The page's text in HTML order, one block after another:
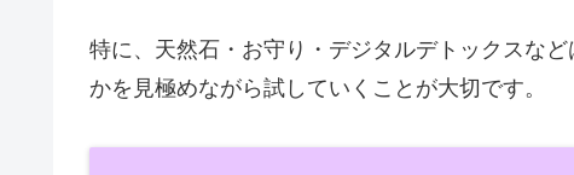
特に、天然石・お守り・デジタルデトックスな
かを見極めながら試していくことが大切です。